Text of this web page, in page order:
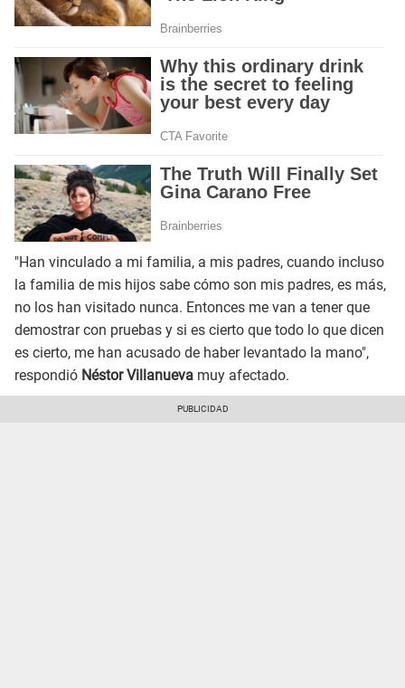
"Han vinculado a mi familia, a mis padres, cuando incluso
la familia de mis hijos sabe cómo son mis padres, es más,
no los han visitado nunca. Entonces me van a tener que
demostrar con pruebas y si es cierto que todo lo que dicen
es cierto, me han acusado de haber levantado la mano",
respondió Néstor Villanueva muy afectado.